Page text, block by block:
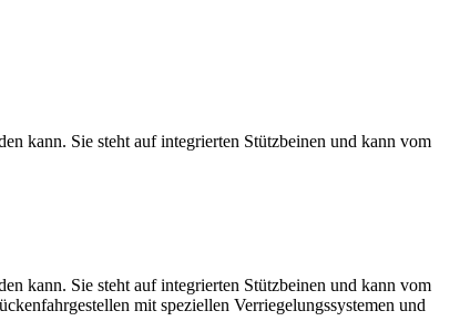
kann. Sie steht auf integrierten Stützbeinen und kann vom
kann. Sie steht auf integrierten Stützbeinen und kann vom
mit speziellen Verriegelungssystemen und